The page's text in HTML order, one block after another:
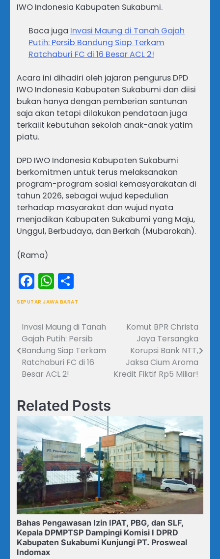
IWO Indonesia Kabupaten Sukabumi.
Baca juga Invasi Maung di Tanah Gajah
Putih: Persib Bandung Siap Terkam
Ratchaburi FC di 16 Besar ACL 2!
Acara ini dihadiri oleh jajaran pengurus DPD
IWO Indonesia Kabupaten Sukabumi dan diisi
bukan hanya dengan pemberian santunan
saja akan tetapi dilakukan pendataan juga
terkaiit kebutuhan sekolah anak-anak yatim
piatu.
DPD IWO Indonesia Kabupaten Sukabumi
berkomitmen untuk terus melaksanakan
program-program sosial kemasyarakatan di
tahun 2026, sebagai wujud kepedulian
terhadap masyarakat dan wujud nyata
menjadikan Kabupaten Sukabumi yang Maju,
Unggul, Berbudaya, dan Berkah (Mubarokah).
(Rama)
Facebook
WhatsApp
SEPUTAR JAWA BARAT
Navigasi
pos
Invasi Maung di Tanah
Gajah Putih: Persib
Bandung Siap Terkam
Ratchaburi FC di 16
Besar ACL 2!
Komut BPR Christa
Jaya Tersangka
Korupsi Bank NTT,
Jaksa Cium Aroma
Kredit Fiktif Rp5 Miliar!
Related Posts
Bahas Pengawasan Izin IPAT, PBG, dan SLF,
Kepala DPMPTSP Dampingi Komisi I DPRD
Kabupaten Sukabumi Kunjungi PT. Prosweal
Indomax